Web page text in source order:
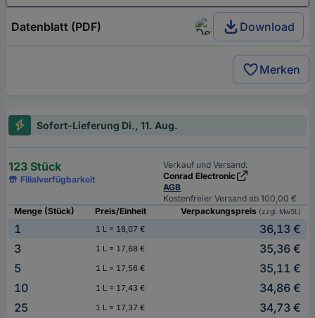
Datenblatt (PDF) Download
Merken
Sofort-Lieferung Di., 11. Aug.
123 Stück
Filialverfügbarkeit
Verkauf und Versand:
Conrad Electronic
AGB
Kostenfreier Versand ab 100,00 €
Menge (Stück)
Preis/Einheit Verpackungspreis (zzgl. MwSt.)
1 1 L = 18,07 €
36,13 €
3
1 L = 17,68 €
35,36 €
5
1 L = 17,56 €
35,11 €
10
1 L = 17,43 €
34,86 €
25
1 L = 17,37 € 34,73 €